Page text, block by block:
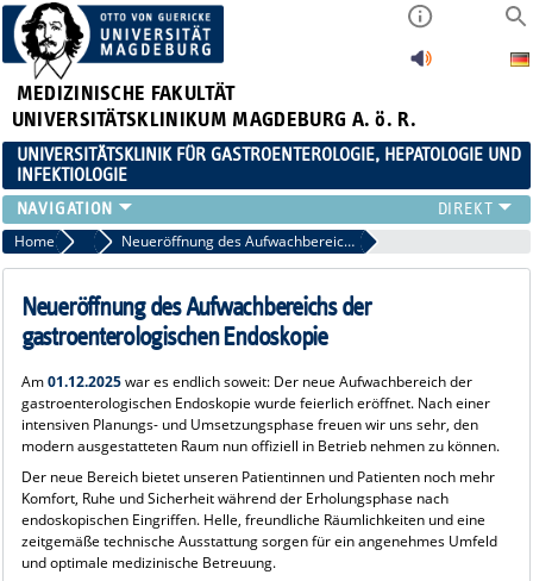
MEDIZINISCHE FAKULTÄT
UNIVERSITÄTSKLINIKUM MAGDEBURG A. ö. R.
UNIVERSITÄTSKLINIK FÜR GASTROENTEROLOGIE, HEPATOLOGIE UND
INFEKTIOLOGIE
TEAM
KLINIK
ZUWEISER
PATIENTEN
VERANSTALTUNGEN / NEWS
Home Veranstaltungen / News Neueröffnung des Aufwachbereichs der gastroenterologischen Endoskopie
Neueröffnung des Aufwachbereichs der
gastroenterologischen Endoskopie
Am01.12.2025war es endlich soweit: Der neue Aufwachbereich der
gastroenterologischen Endoskopie wurde feierlich eröffnet. Nach einer
intensiven Planungs- und Umsetzungsphase freuen wir uns sehr, den
modern ausgestatteten Raum nun offiziell in Betrieb nehmen zu können.
Der neue Bereich bietet unseren Patientinnen und Patienten noch mehr
Komfort, Ruhe und Sicherheit während der Erholungsphase nach
endoskopischen Eingriffen. Helle, freundliche Räumlichkeiten und eine
zeitgemäße technische Ausstattung sorgen für ein angenehmes Umfeld
und optimale medizinische Betreuung.